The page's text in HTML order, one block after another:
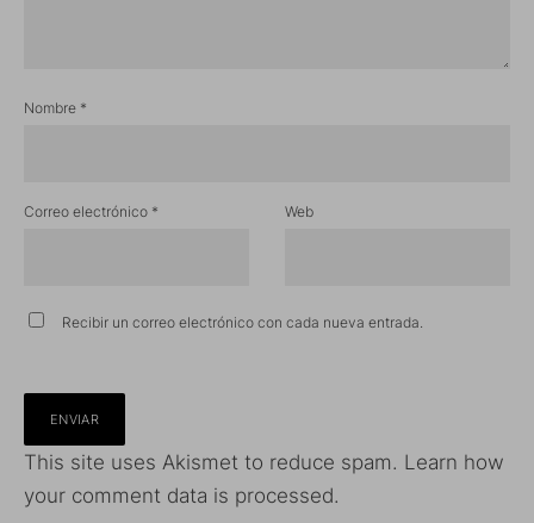
Nombre *
Correo electrónico * Web
Recibir un correo electrónico con cada nueva entrada.
This site uses Akismet to reduce spam. Learn how
your comment data is processed.